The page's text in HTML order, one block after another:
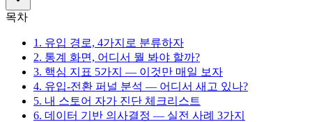
목차
1. 유입 경로, 4가지로 분류하자
2. 통계 화면, 어디서 뭘 봐야 할까?
3. 핵심 지표 5가지 — 이것만 매일 보자
4. 유입-전환 퍼널 분석 — 어디서 새고 있나?
5. 내 스토어 자가 진단 체크리스트
6. 데이터 기반 의사결정 — 실전 사례 3가지